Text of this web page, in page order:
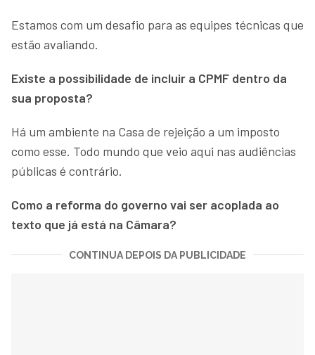
Estamos com um desafio para as equipes técnicas que
estão avaliando.
Existe a possibilidade de incluir a CPMF dentro da
sua proposta?
Há um ambiente na Casa de rejeição a um imposto
como esse. Todo mundo que veio aqui nas audiências
públicas é contrário.
Como a reforma do governo vai ser acoplada ao
texto que já está na Câmara?
CONTINUA DEPOIS DA PUBLICIDADE